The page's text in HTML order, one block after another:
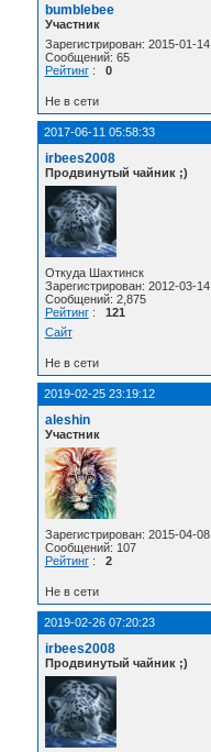
bumblebee
Участник
Зарегистрирован: 2015-01-14
Сообщений: 65
Рейтинг: 0
Не в сети
2017-06-11 05:58:33
irbees2008
Продвинутый чайник ;)
Откуда Шахтинск
Зарегистрирован: 2012-03-14
Сообщений: 2,875
Рейтинг: 121
Сайт
Не в сети
2019-02-25 23:19:12
aleshin
Участник
Зарегистрирован: 2015-04-08
Сообщений: 107
Рейтинг: 2
Не в сети
2019-02-26 07:20:23
irbees2008
Продвинутый чайник ;)